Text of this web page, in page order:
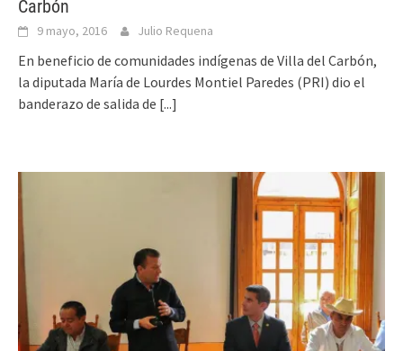
Carbón
9 mayo, 2016 Julio Requena
En beneficio de comunidades indígenas de Villa del Carbón,
la diputada María de Lourdes Montiel Paredes (PRI) dio el
banderazo de salida de [...]